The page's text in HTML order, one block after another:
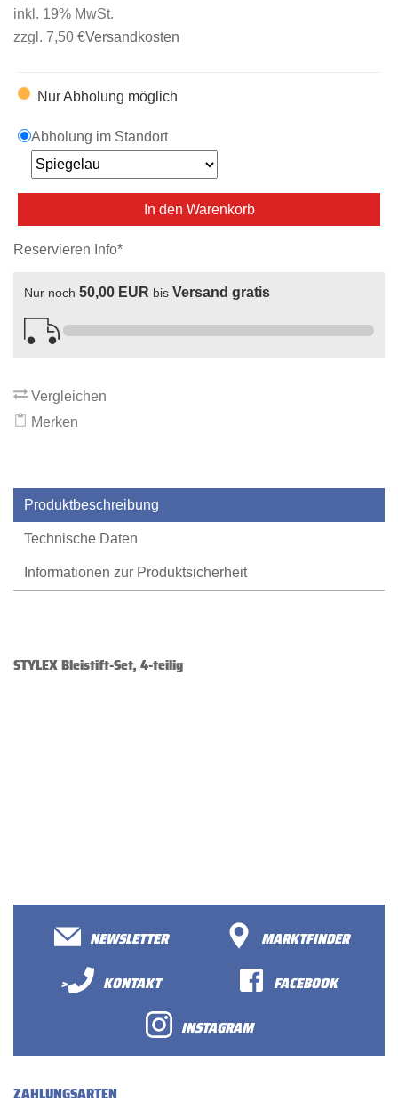
inkl. 19% MwSt.
zzgl. 7,50 €Versandkosten
Nur Abholung möglich
Abholung im Standort
In den Warenkorb
Reservieren Info*
Nur noch 50,00 EUR bis Versand gratis
Vergleichen
Merken
Produktbeschreibung
Technische Daten
Informationen zur Produktsicherheit
STYLEX Bleistift-Set, 4-teilig
NEWSLETTER
MARKTFINDER
>
KONTAKT
FACEBOOK
INSTAGRAM
ZAHLUNGSARTEN